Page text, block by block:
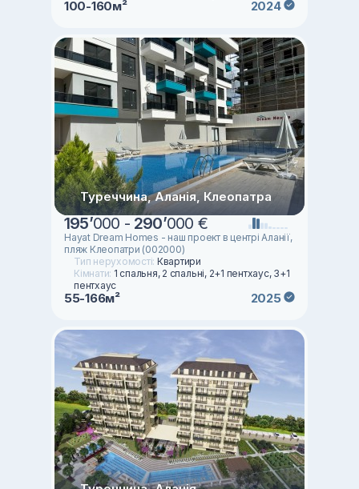
100-160м² 2024
Туреччина, Аланія, Клеопатра
195’000 - 290’000 €
Hayat Dream Homes - наш проект в центрі Аланії,
пляж Клеопатри (002000)
Тип нерухомості: Квартири
Кімнати: 1 спальня, 2 спальні, 2+1 пентхаус, 3+1
пентхаус
55-166м² 2025